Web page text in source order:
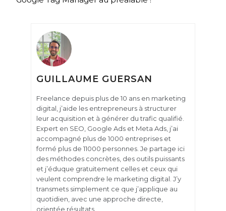
GUILLAUME GUERSAN
Freelance depuis plus de 10 ans en marketing
digital, j’aide les entrepreneurs à structurer
leur acquisition et à générer du trafic qualifié.
Expert en SEO, Google Ads et Meta Ads, j’ai
accompagné plus de 1000 entreprises et
formé plus de 11000 personnes. Je partage ici
des méthodes concrètes, des outils puissants
et j’éduque gratuitement celles et ceux qui
veulent comprendre le marketing digital. J’y
transmets simplement ce que j’applique au
quotidien, avec une approche directe,
orientée résultats.